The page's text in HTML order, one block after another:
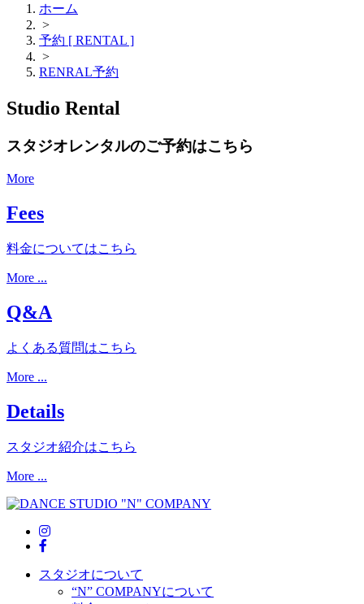
ホーム
>
予約 [ RENTAL ]
>
RENRAL予約
Studio Rental
スタジオレンタルのご予約はこちら
More
Fees
料金についてはこちら
More ...
Q&A
よくある質問はこちら
More ...
Details
スタジオ紹介はこちら
More ...
スタジオについて
“N” COMPANYについて